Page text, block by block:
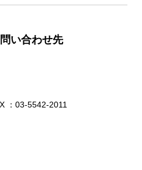
い合わせ先
03-5542-2011